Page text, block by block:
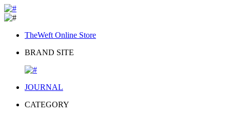
TheWeft Online Store
BRAND SITE
JOURNAL
CATEGORY